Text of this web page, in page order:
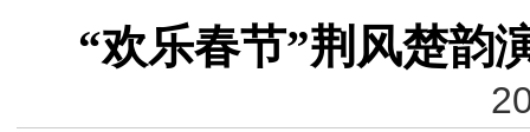
“欢乐春节”荆风楚韵